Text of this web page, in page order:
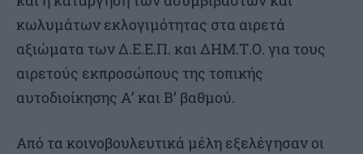
κωλυμάτων εκλογιμότητας στα αιρετά
αξιώματα των Δ.Ε.Ε.Π. και ΔΗΜ.Τ.Ο. για τους
αιρετούς εκπροσώπους της τοπικής
αυτοδιοίκησης Α’ και Β’ βαθμού.
Από τα κοινοβουλευτικά μέλη εξελέγησαν οι